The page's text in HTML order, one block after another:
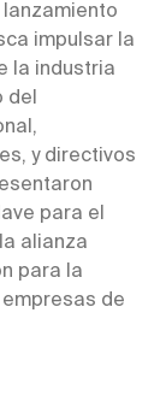
lanzamiento
impulsar la
la industria
del
y directivos
para el
alianza
para la
de